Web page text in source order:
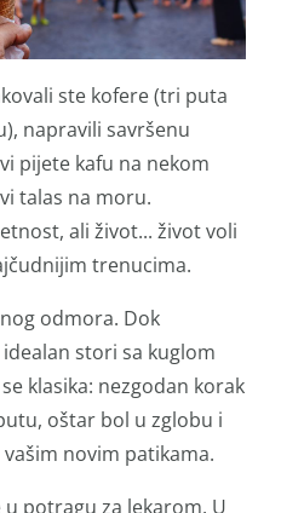
ste kofere (tri puta
napravili savršenu
pijete kafu na nekom
talas na moru.
ali život... život voli
trenucima.
odmora. Dok
stori sa kuglom
klasika: nezgodan korak
oštar bol u zglobu i
novim patikama.
potragu za lekarom. U